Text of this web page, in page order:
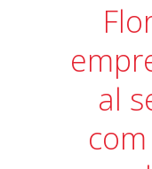
al